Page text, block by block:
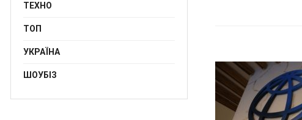
ТЕХНО
ТОП
УКРАЇНА
ШОУБІЗ